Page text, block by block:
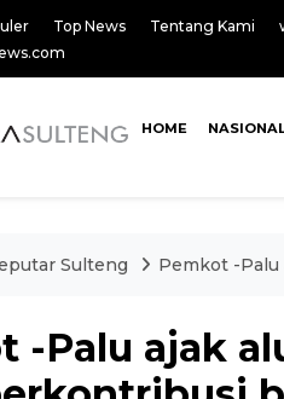
Top News Tentang Kami
HOME
Sulteng Pemkot -Palu
-Palu ajak